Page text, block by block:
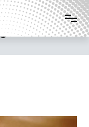
do